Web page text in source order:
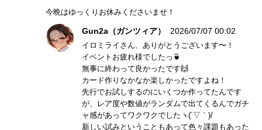
今晩はゆっくりお休みくださいませ！
Gun2a（ガンツィア） 2026/07/07 00:02
イロミライさん、ありがとうございます〜！
イベントお疲れ様でしたっ🍵
無事に終わって良かったです🙌
カード作りなかなか楽しかったですよね！
先行でお試しするのにいくつか作ってたんです
が、レア度や数値がランダムで出てくるんでガチ
ャ感があってワクワクでしたヽ(´▽｀)/
新しい試みということもあって色々課題もあった